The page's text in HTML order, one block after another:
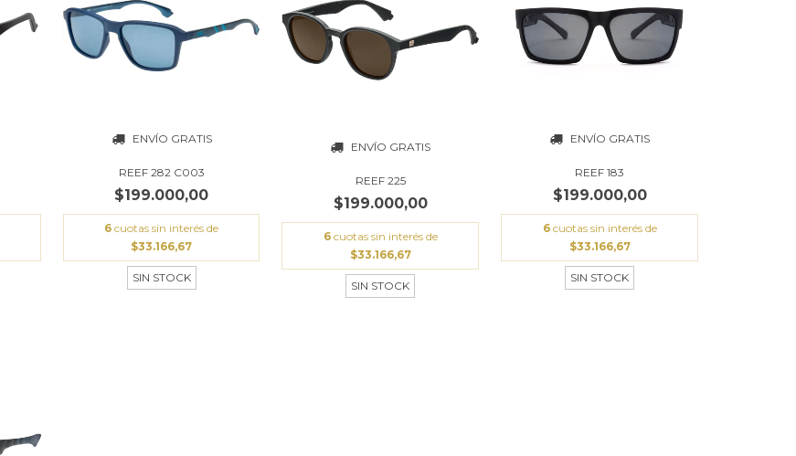
ENVÍO GRATIS
REEF 282 C003
$199.000,00
6 cuotas sin interés de
$33.166,67
SIN STOCK
ENVÍO GRATIS
REEF 225
$199.000,00
6 cuotas sin interés de
$33.166,67
SIN STOCK
ENVÍO GRATIS
REEF 183
$199.000,00
6 cuotas sin interés de
$33.166,67
SIN STOCK